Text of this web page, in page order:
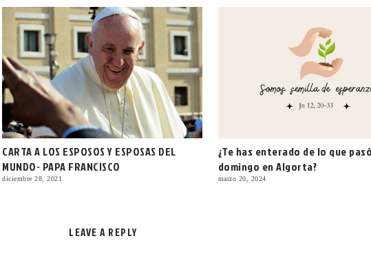
CARTA A LOS ESPOSOS Y ESPOSAS DEL
MUNDO- PAPA FRANCISCO
diciembre 28, 2021
¿Te has enterado de lo que
domingo en Algorta?
marzo 20, 2024
LEAVE A REPLY